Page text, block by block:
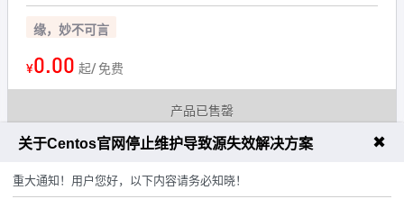
缘，妙不可言
¥0.00 起/ 免费
产品已售罄
关于Centos官网停止维护导致源失效解决方案 ✖
重大通知！用户您好，以下内容请务必知晓！